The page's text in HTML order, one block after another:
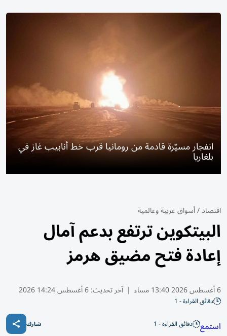
انفجار مسيّرة قادمة من رومانيا قرب خط أنابيب غاز في
بلغاريا
اقتصاد/أسواق عربية وعالمية
البيتكوين ترتفع بدعم آمال
إعادة فتح مضيق هرمز
6 أغسطس 2026 13:40 مساء | آخر تحديث:6 أغسطس 14:24 2026
دقائق القراءة - 1
استمع دقائق القراءة - 1 شارك